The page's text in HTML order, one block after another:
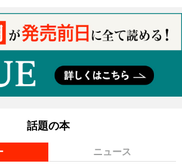
話題の本
ニュース